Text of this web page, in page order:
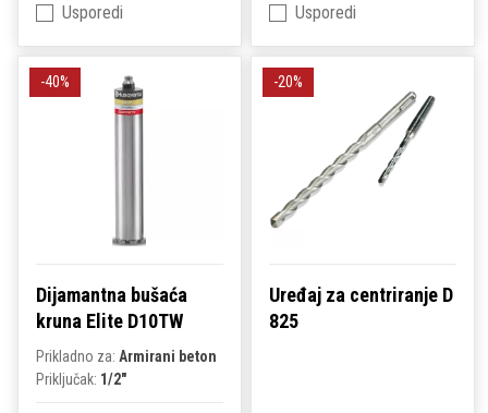
Usporedi
Usporedi
Dijamantna bušaća
kruna Elite D10TW
Prikladno za: Armirani beton
Priključak: 1/2"
-40%
Uređaj za centriranje D
825
-20%